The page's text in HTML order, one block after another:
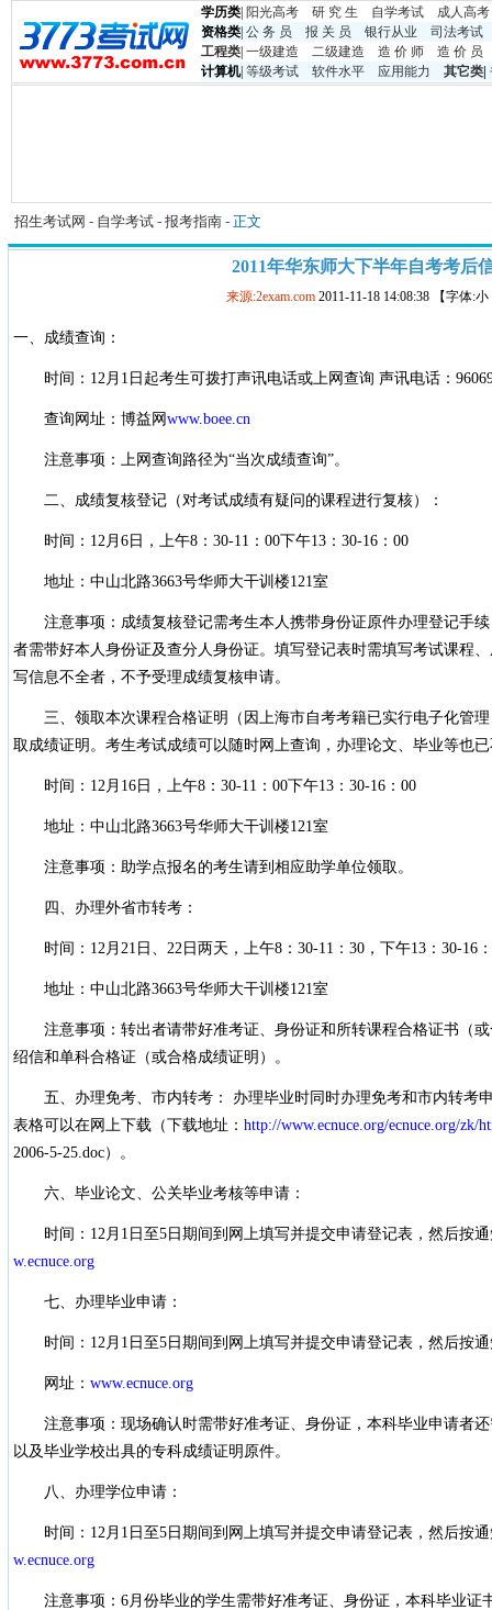
学历类 阳光高考 研 究 生 自学考试
成人高考
资格类 公 务 员 报 关 员 银行从业
司法考试
工程类 一级建造 二级建造 造 价 师
造 价 员
计算机| 等级考试 软件水平 应用能力 其它类
招生考试网 - 自学考试 - 报考指南 - 正文
2011年华东师大下半年自考考后
来源:2exam.com 2011-11-18 14:08:38 【字体:
一、成绩查询：
时间：12月1日起考生可拨打声讯电话或上网查询 声讯电话：
查询网址：博益网 www.boee.cn
注意事项：上网查询路径为“当次成绩查询”。
二、成绩复核登记（对考试成绩有疑问的课程进行复核）：
时间：12月6日，上午8：30-11：00下午13：30-16：00
地址：中山北路3663号华师大干训楼121室
注意事项：成绩复核登记需考生本人携带身份证原件办理登记手续
者需带好本人身份证及查分人身份证。填写登记表时需填写考试课程
写信息不全者，不予受理成绩复核申请。
三、领取本次课程合格证明（因上海市自考考籍已实行电子化管理
取成绩证明。考生考试成绩可以随时网上查询，办理论文、毕业等也
时间：12月16日，上午8：30-11：00下午13：30-16：00
地址：中山北路3663号华师大干训楼121室
注意事项：助学点报名的考生请到相应助学单位领取。
四、办理外省市转考：
时间：12月21日、22日两天，上午8：30-11：30，下午13：30-16
地址：中山北路3663号华师大干训楼121室
注意事项：转出者请带好准考证、身份证和所转课程合格证书（或
绍信和单科合格证（或合格成绩证明）。
五、办理免考、市内转考： 办理毕业时同时办理免考和市内转考
表格可以在网上下载（下载地址： http://www.ecnuce.org/ecnuce.org/zk/
2006-5-25.doc）。
六、毕业论文、公关毕业考核等申请：
时间：12月1日至5日期间到网上填写并提交申请登记表，然后按通
w.ecnuce.org
七、办理毕业申请：
时间：12月1日至5日期间到网上填写并提交申请登记表，然后按通
网址： www.ecnuce.org
注意事项：现场确认时需带好准考证、身份证，本科毕业申请者还
以及毕业学校出具的专科成绩证明原件。
八、办理学位申请：
时间：12月1日至5日期间到网上填写并提交申请登记表，然后按通
w.ecnuce.org
注意事项：6月份毕业的学生需带好准考证、身份证，本科毕业证